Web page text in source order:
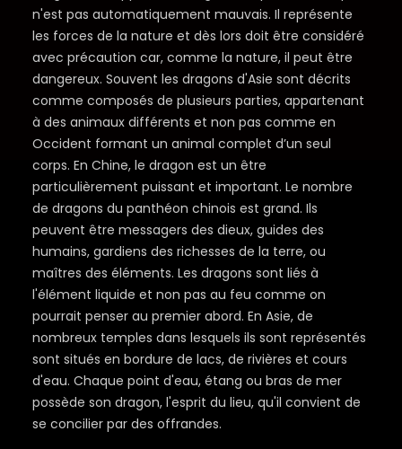
n'est pas automatiquement mauvais. Il représente
les forces de la nature et dès lors doit être considéré
avec précaution car, comme la nature, il peut être
dangereux. Souvent les dragons d'Asie sont décrits
comme composés de plusieurs parties, appartenant
à des animaux différents et non pas comme en
Occident formant un animal complet d’un seul
corps. En Chine, le dragon est un être
particulièrement puissant et important. Le nombre
de dragons du panthéon chinois est grand. Ils
peuvent être messagers des dieux, guides des
humains, gardiens des richesses de la terre, ou
maîtres des éléments. Les dragons sont liés à
l'élément liquide et non pas au feu comme on
pourrait penser au premier abord. En Asie, de
nombreux temples dans lesquels ils sont représentés
sont situés en bordure de lacs, de rivières et cours
d'eau. Chaque point d'eau, étang ou bras de mer
possède son dragon, l'esprit du lieu, qu'il convient de
se concilier par des offrandes.